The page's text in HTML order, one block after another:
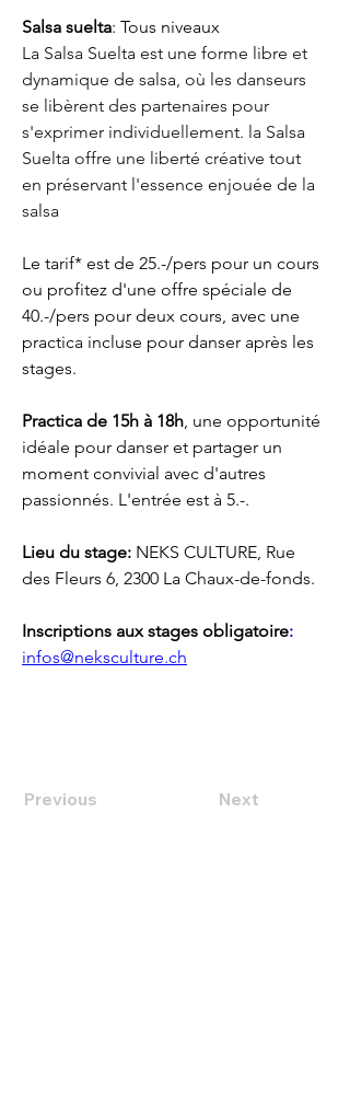
Salsa suelta: Tous niveaux
La Salsa Suelta est une forme libre et
dynamique de salsa, où les danseurs
se libèrent des partenaires pour
s'exprimer individuellement. la Salsa
Suelta offre une liberté créative tout
en préservant l'essence enjouée de la
salsa
Le tarif* est de 25.-/pers pour un cours
ou profitez d'une offre spéciale de
40.-/pers pour deux cours, avec une
practica incluse pour danser après les
stages.
Practica de 15h à 18h, une opportunité
idéale pour danser et partager un
moment convivial avec d'autres
passionnés. L'entrée est à 5.-.
Lieu du stage: NEKS CULTURE, Rue
des Fleurs 6, 2300 La Chaux-de-fonds.
Inscriptions aux stages obligatoire:
infos@neksculture.ch
Previous Next